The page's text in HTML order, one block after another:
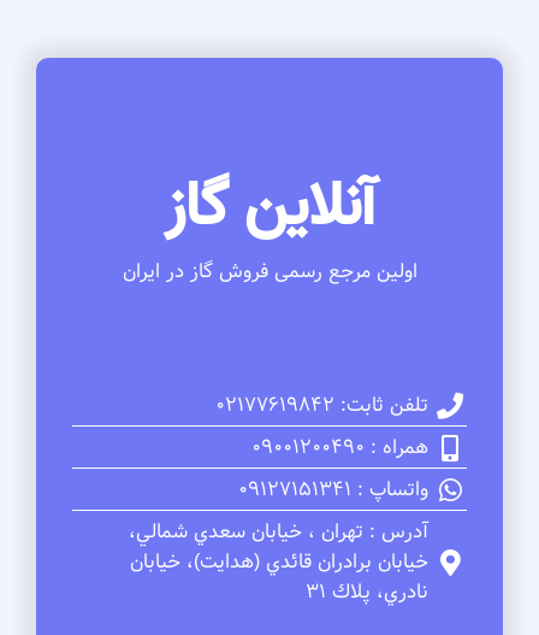
آنلاین گاز
اولین مرجع رسمی فروش گاز در ایران
تلفن ثابت: 02177619842
همراه : 09001200490
واتساپ : 09127151341
آدرس : تهران ، خيابان سعدي شمالي،
خيابان برادران قائدي (هدايت)، خيابان
نادري، پلاك 31